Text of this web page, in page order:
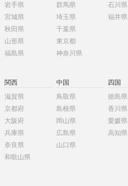
岩手県
宮城県
秋田県
山形県
福島県
群馬県
埼玉県
千葉県
東京都
神奈川県
石川県
福井県
関西
滋賀県
京都府
大阪府
兵庫県
奈良県
和歌山県
中国
鳥取県
島根県
岡山県
広島県
山口県
四国
徳島県
香川県
愛媛県
高知県